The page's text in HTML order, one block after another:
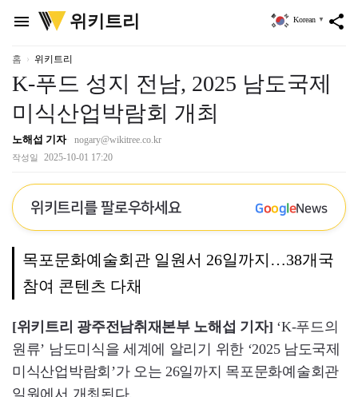
menu
위
키
리
위키트리 share
Korean ▼
홈 위키트리
K-푸드 성지 전남, 2025 남도국제
미식산업박람회 개최
노해섭 기자 nogary@wikitree.co.kr
작성일 2025-10-01 17:20
위키트리를 팔로우하세요 GoogleNews
목포문화예술회관 일원서 26일까지…38개국
참여 콘텐츠 다채
[위키트리 광주전남취재본부 노해섭 기자] ‘K-푸드의
원류’ 남도미식을 세계에 알리기 위한 ‘2025 남도국제
미식산업박람회’가 오는 26일까지 목포문화예술회관
일원에서 개최된다.